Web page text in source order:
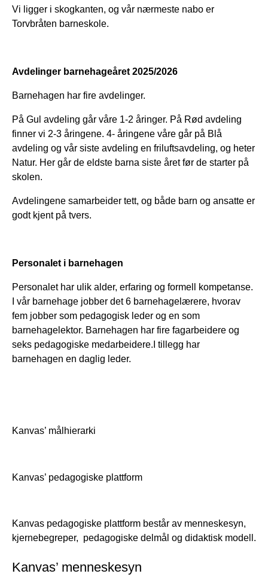
Vi ligger i skogkanten, og vår nærmeste nabo er
Torvbråten barneskole.
Avdelinger barnehageåret 2025/2026
Barnehagen har fire avdelinger.
På Gul avdeling går våre 1-2 åringer. På Rød avdeling
finner vi 2-3 åringene. 4- åringene våre går på Blå
avdeling og vår siste avdeling en friluftsavdeling, og heter
Natur. Her går de eldste barna siste året før de starter på
skolen.
Avdelingene samarbeider tett, og både barn og ansatte er
godt kjent på tvers.
Personalet i barnehagen
Personalet har ulik alder, erfaring og formell kompetanse.
I vår barnehage jobber det 6 barnehagelærere, hvorav
fem jobber som pedagogisk leder og en som
barnehagelektor. Barnehagen har fire fagarbeidere og
seks pedagogiske medarbeidere.I tillegg har
barnehagen en daglig leder.
Kanvas’ målhierarki
Kanvas’ pedagogiske plattform
Kanvas pedagogiske plattform består av menneskesyn,
kjernebegreper, pedagogiske delmål og didaktisk modell.
Kanvas’ menneskesyn